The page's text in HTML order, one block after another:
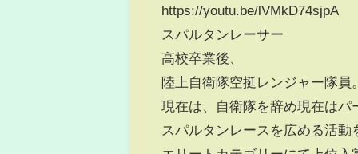
https://youtu.be/lVMkD74sjpA
スパルタンレーサー
高校卒業後、
陸上自衛隊空挺レンジャー隊
現在は、自衛隊を辞め現在は
スパルタンレースを広める活動